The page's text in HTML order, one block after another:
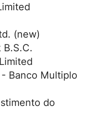
(new)
- Banco Multiplo
do